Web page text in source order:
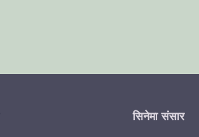
सिनेमा संसार